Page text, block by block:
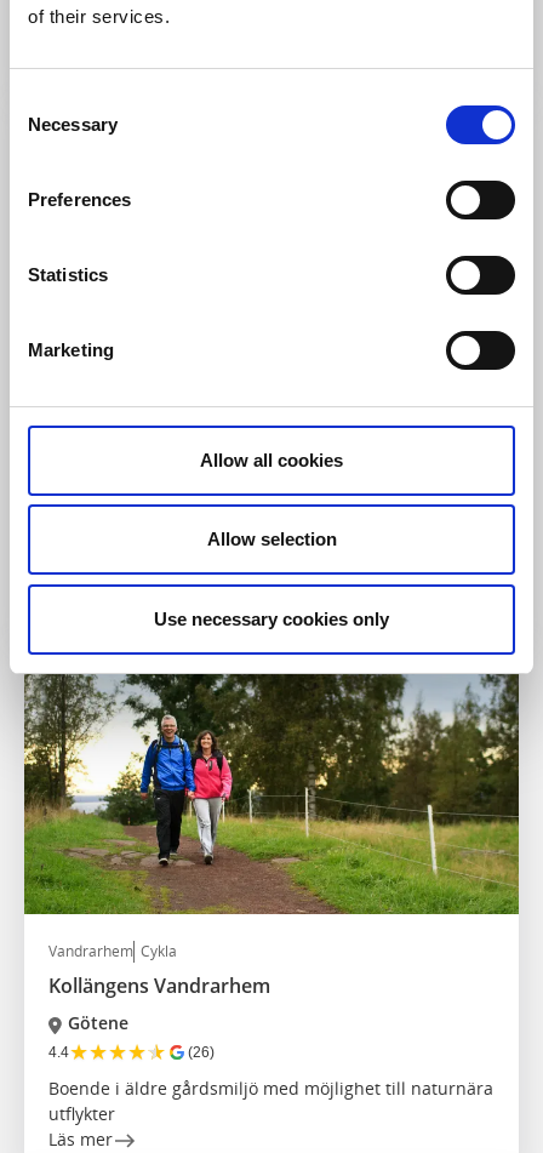
of their services.
Selection
Necessary
Preferences
Statistics
Marketing
Allow all cookies
Allow selection
Use necessary cookies only
Hotell Naturum
4.3★★★★★ (200)
Kungligt naturum med konferens- och
övernattningsmöjligheter vid Läckö slott
Vandrarhem Cykla
Kollängens Vandrarhem
Götene
4.4★★★★★ (26)
Boende i äldre gårdsmiljö med möjlighet till naturnära
utflykter
Läs mer